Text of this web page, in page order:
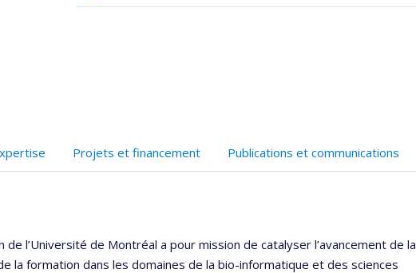
Site
Projets et financement Publications et communications
l’Université de Montréal a pour mission de catalyser l’avancement de la
la formation dans les domaines de la bio-informatique et des sciences